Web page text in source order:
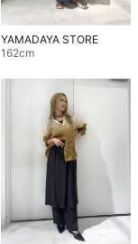
YAMADAYA STORE
162cm